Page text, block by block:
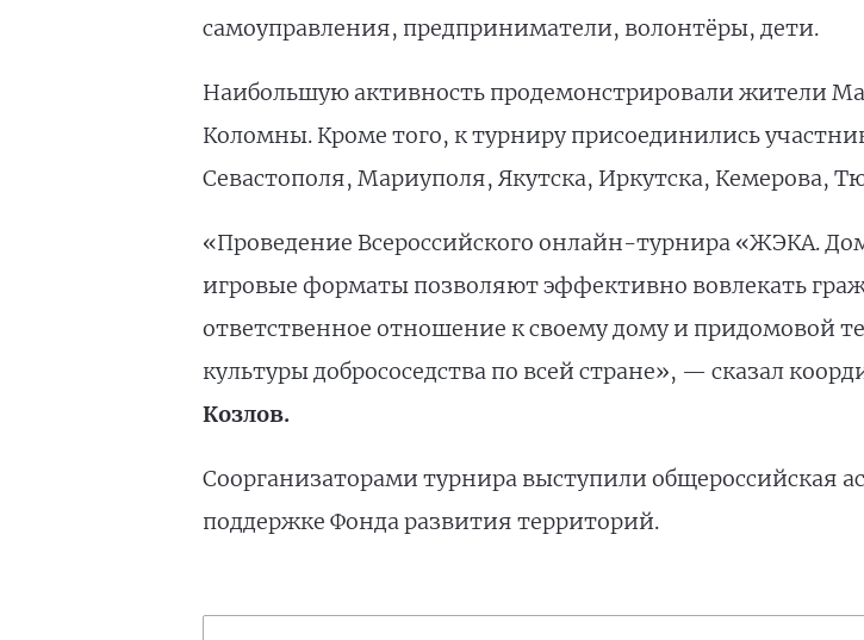
самоуправления, предприниматели, волонтёры, дети.
Наибольшую активность продемонстрировали жители
Коломны. Кроме того, к турниру присоединились
Севастополя, Мариуполя, Якутска, Иркутска, Кемерова,
«Проведение Всероссийского онлайн-турнира «ЖЭКА.
игровые форматы позволяют эффективно вовлекать
ответственное отношение к своему дому и придомовой
культуры добрососедства по всей стране», — сказал
Козлов.
Соорганизаторами турнира выступили общероссийская
поддержке Фонда развития территорий.